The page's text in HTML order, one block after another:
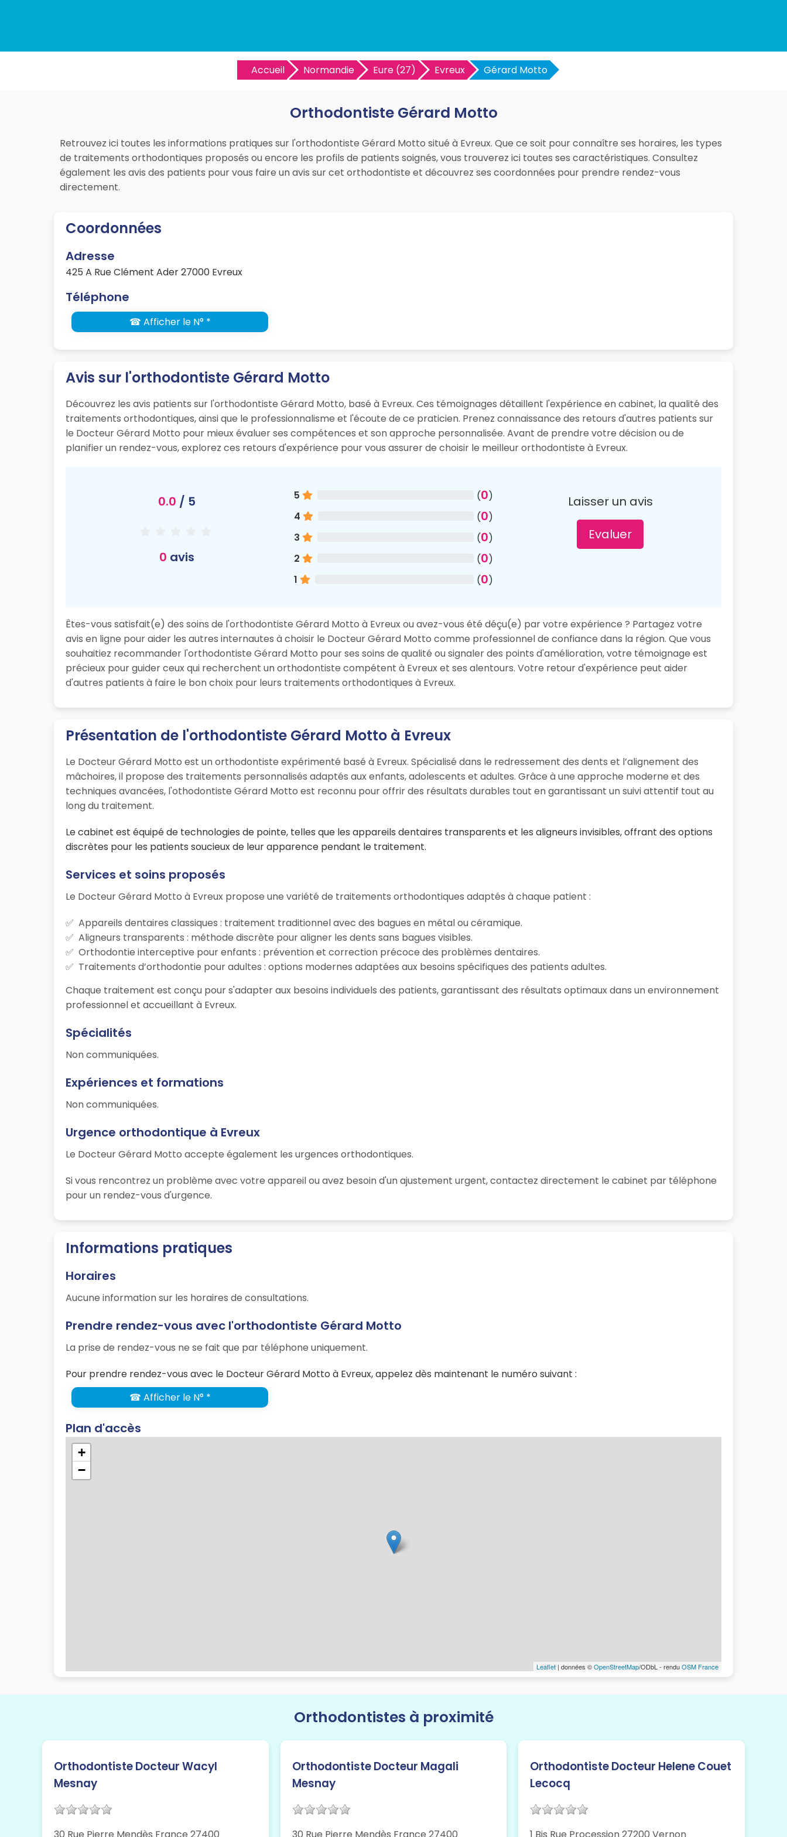
Accueil Normandie Eure (27) Evreux Gérard Motto
Orthodontiste Gérard Motto
Retrouvez ici toutes les informations pratiques sur l'orthodontiste Gérard Motto situé à Evreux. Que ce soit pour connaître ses horaires, les types
de traitements orthodontiques proposés ou encore les profils de patients soignés, vous trouverez ici toutes ses caractéristiques. Consultez
également les avis des patients pour vous faire un avis sur cet orthodontiste et découvrez ses coordonnées pour prendre rendez-vous
directement.
Coordonnées
Adresse
425 A Rue Clément Ader 27000 Evreux
Téléphone
☎ Afficher le N° *
Avis sur l'orthodontiste Gérard Motto
Découvrez les avis patients sur l'orthodontiste Gérard Motto, basé à Evreux. Ces témoignages détaillent l'expérience en cabinet, la qualité des
traitements orthodontiques, ainsi que le professionnalisme et l'écoute de ce praticien. Prenez connaissance des retours d'autres patients sur
le Docteur Gérard Motto pour mieux évaluer ses compétences et son approche personnalisée. Avant de prendre votre décision ou de
planifier un rendez-vous, explorez ces retours d'expérience pour vous assurer de choisir le meilleur orthodontiste à Evreux.
0.0 / 5
0 avis
5 (0)
4
(0)
3
(0)
2
(0)
1
(0)
Laisser un avis
Evaluer
Êtes-vous satisfait(e) des soins de l'orthodontiste Gérard Motto à Evreux ou avez-vous été déçu(e) par votre expérience ? Partagez votre
avis en ligne pour aider les autres internautes à choisir le Docteur Gérard Motto comme professionnel de confiance dans la région. Que vous
souhaitiez recommander l'orthodontiste Gérard Motto pour ses soins de qualité ou signaler des points d'amélioration, votre témoignage est
précieux pour guider ceux qui recherchent un orthodontiste compétent à Evreux et ses alentours. Votre retour d'expérience peut aider
d'autres patients à faire le bon choix pour leurs traitements orthodontiques à Evreux.
Présentation de l'orthodontiste Gérard Motto à Evreux
Le Docteur Gérard Motto est un orthodontiste expérimenté basé à Evreux. Spécialisé dans le redressement des dents et l’alignement des
mâchoires, il propose des traitements personnalisés adaptés aux enfants, adolescents et adultes. Grâce à une approche moderne et des
techniques avancées, l'othodontiste Gérard Motto est reconnu pour offrir des résultats durables tout en garantissant un suivi attentif tout au
long du traitement.
Le cabinet est équipé de technologies de pointe, telles que les appareils dentaires transparents et les aligneurs invisibles, offrant des options
discrètes pour les patients soucieux de leur apparence pendant le traitement.
Services et soins proposés
Le Docteur Gérard Motto à Evreux propose une variété de traitements orthodontiques adaptés à chaque patient :
Appareils dentaires classiques : traitement traditionnel avec des bagues en métal ou céramique.
Aligneurs transparents : méthode discrète pour aligner les dents sans bagues visibles.
Orthodontie interceptive pour enfants : prévention et correction précoce des problèmes dentaires.
Traitements d’orthodontie pour adultes : options modernes adaptées aux besoins spécifiques des patients adultes.
Chaque traitement est conçu pour s'adapter aux besoins individuels des patients, garantissant des résultats optimaux dans un environnement
professionnel et accueillant à Evreux.
Spécialités
Non communiquées.
Expériences et formations
Non communiquées.
Urgence orthodontique à Evreux
Le Docteur Gérard Motto accepte également les urgences orthodontiques.
Si vous rencontrez un problème avec votre appareil ou avez besoin d'un ajustement urgent, contactez directement le cabinet par téléphone
pour un rendez-vous d'urgence.
Informations pratiques
Horaires
Aucune information sur les horaires de consultations.
Prendre rendez-vous avec l'orthodontiste Gérard Motto
La prise de rendez-vous ne se fait que par téléphone uniquement.
Pour prendre rendez-vous avec le Docteur Gérard Motto à Evreux, appelez dès maintenant le numéro suivant :
☎ Afficher le N° *
Plan d'accès
+
−
Leaflet | données ©OpenStreetMap/ODbL - renduOSM France
Orthodontistes à proximité
Orthodontiste Docteur Wacyl
Mesnay
Orthodontiste Docteur Magali
Mesnay
Orthodontiste Docteur Helene Couet
Lecocq